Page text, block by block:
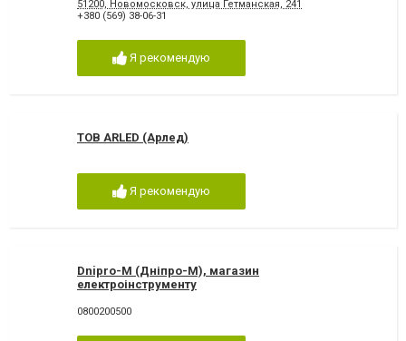
51200, Новомосковск, улица Гетманская, 241
+380 (569) 38-06-31
Я рекомендую
ТОВ ARLED (Арлед)
Я рекомендую
Dnipro-M (Дніпро-М), магазин
електроінструменту
0800200500